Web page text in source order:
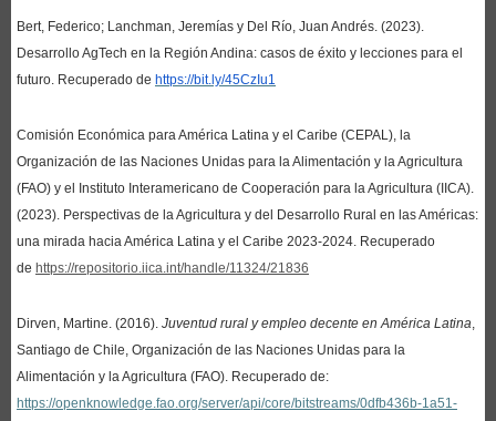
Bert, Federico; Lanchman, Jeremías y Del Río, Juan Andrés. (2023).
Desarrollo AgTech en la Región Andina: casos de éxito y lecciones para el
futuro. Recuperado de https://bit.ly/45CzIu1
Comisión Económica para América Latina y el Caribe (CEPAL), la
Organización de las Naciones Unidas para la Alimentación y la Agricultura
(FAO) y el Instituto Interamericano de Cooperación para la Agricultura (IICA).
(2023). Perspectivas de la Agricultura y del Desarrollo Rural en las Américas:
una mirada hacia América Latina y el Caribe 2023-2024. Recuperado
de https://repositorio.iica.int/handle/11324/21836
Dirven, Martine. (2016). Juventud rural y empleo decente en América Latina,
Santiago de Chile, Organización de las Naciones Unidas para la
Alimentación y la Agricultura (FAO). Recuperado de:
https://openknowledge.fao.org/server/api/core/bitstreams/0dfb436b-1a51-